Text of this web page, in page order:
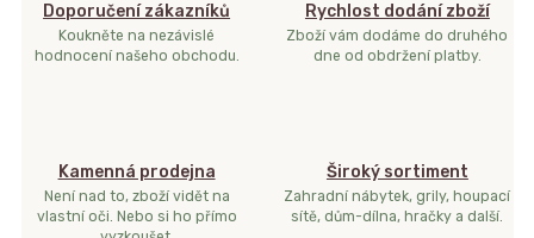
Doporučení zákazníků
Koukněte na nezávislé
hodnocení našeho obchodu.
Rychlost dodání zboží
Zboží vám dodáme do druhého
dne od obdržení platby.
Kamenná prodejna
Není nad to, zboží vidět na
vlastní oči. Nebo si ho přímo
Široký sortiment
Zahradní nábytek, grily, houpací
sítě, dům-dílna, hračky a další.